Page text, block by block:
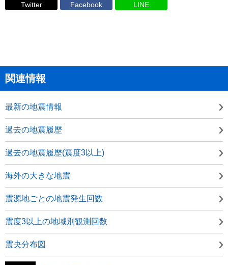
Twitter Facebook LINE
関連情報
最新の地震情報
過去の地震履歴
過去の地震履歴(震度3以上)
海外の大きな地震
震源地ごとの地震発生回数
震度3以上の地域別観測回数
震央分布図